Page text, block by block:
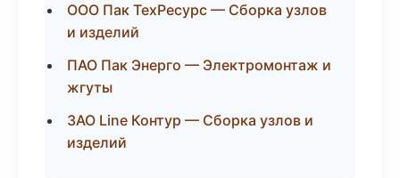
ООО Пак ТехРесурс — Сборка узлов
и изделий
ПАО Пак Энерго — Электромонтаж и
жгуты
ЗАО Line Контур — Сборка узлов и
изделий